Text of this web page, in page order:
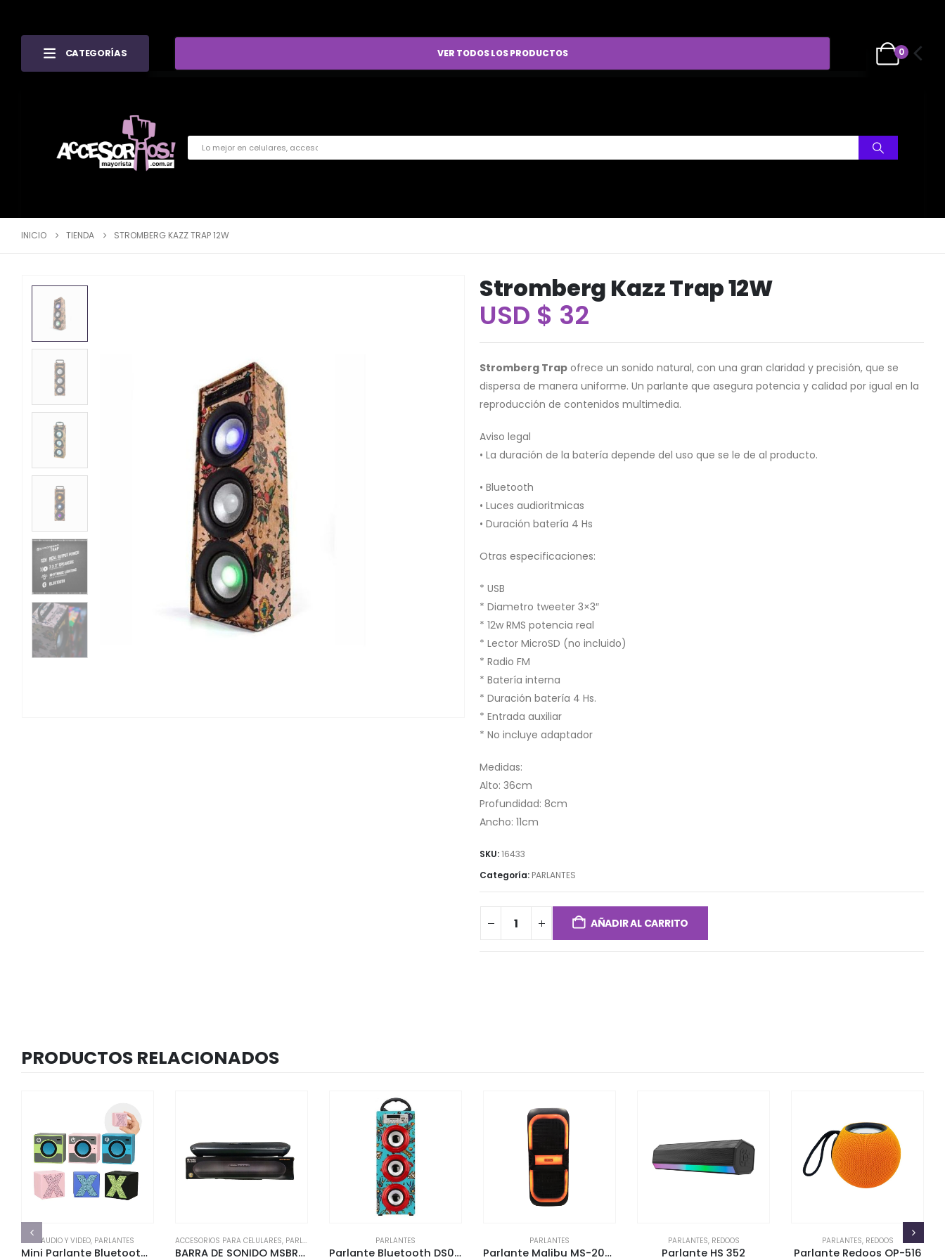
CATEGORÍAS VER TODOS LOS PRODUCTOS 0
INICIO TIENDA STROMBERG KAZZ TRAP 12W
Stromberg Kazz Trap 12W
USD $ 32
Stromberg Trap ofrece un sonido natural, con una gran claridad y precisión, que se
dispersa de manera uniforme. Un parlante que asegura potencia y calidad por igual en la
reproducción de contenidos multimedia.
Aviso legal
• La duración de la batería depende del uso que se le de al producto.
• Bluetooth
• Luces audioritmicas
• Duración batería 4 Hs
Otras especificaciones:
* USB
* Diametro tweeter 3×3″
* 12w RMS potencia real
* Lector MicroSD (no incluido)
* Radio FM
* Batería interna
* Duración batería 4 Hs.
* Entrada auxiliar
* No incluye adaptador
Medidas:
Alto: 36cm
Profundidad: 8cm
Ancho: 11cm
SKU:16433
Categoría: PARLANTES
AÑADIR AL CARRITO
PRODUCTOS RELACIONADOS
AUDIO Y VIDEO, PARLANTES
Mini Parlante Bluetooth X1
ACCESORIOS PARA CELULARES, PARLANTES
BARRA DE SONIDO MSBR02
PARLANTES
Parlante Bluetooth DS05.03
PARLANTES
Parlante Malibu MS-2038
PARLANTES, REDOOS
Parlante HS 352
PARLANTES, REDOOS
Parlante Redoos OP-516